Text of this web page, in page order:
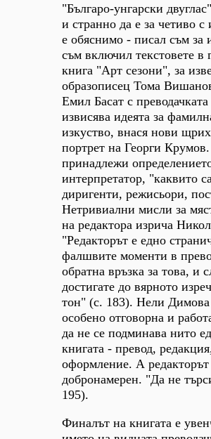
"Българо-унгарски
и странно да е за четиво
е обяснимо - писал съм
съм включил текстовете в
книга "Арт сезони", за
образописец Тома
Емил Басат с
извисява идеята за
изкуство, внася нови
портрет на Георги
принадлежи
интерпретатор, "каквито
диригенти, режисьори,
Нетривиални мисли за
на редактора изрича
"Редакторът е едно
фалшвите моменти в
обратна връзка за това, и
достигате до вярното
тон" (с. 183). Нели Димова
особено отговорна и
да не се подминава нито
книгата - превод,
оформление. А
добронамерен. "Да не
195).
Финалът на книгата е